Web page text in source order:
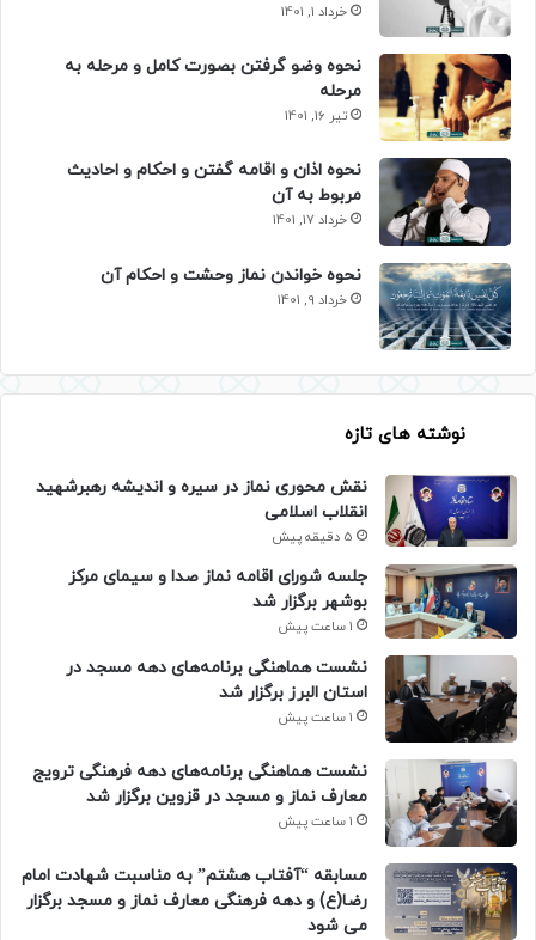
خرداد 1, 1401
نحوه وضو گرفتن بصورت کامل و مرحله به
مرحله
تیر 16, 1401
نحوه اذان و اقامه گفتن و احکام و احادیث
مربوط به آن
خرداد 17, 1401
نحوه خواندن نماز وحشت و احکام آن
خرداد 9, 1401
نوشته های تازه
نقش محوری نماز در سیره و اندیشه رهبرشهید
انقلاب اسلامی
5 دقیقه پیش
جلسه شورای اقامه نماز صدا و سیمای مرکز
بوشهر برگزار شد
1 ساعت پیش
نشست هماهنگی برنامه‌های دهه مسجد در
استان البرز برگزار شد
1 ساعت پیش
نشست هماهنگی برنامه‌های دهه فرهنگی ترویج
معارف نماز و مسجد در قزوین برگزار شد
1 ساعت پیش
مسابقه “آفتاب هشتم” به مناسبت شهادت امام
رضا(ع) و دهه فرهنگی معارف نماز و مسجد برگزار
می شود